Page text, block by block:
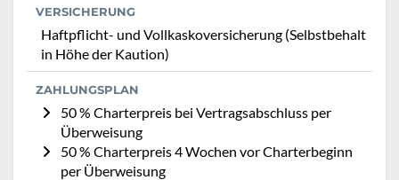
VERSICHERUNG
Haftpflicht- und Vollkaskoversicherung (Selbstbehalt
in Höhe der Kaution)
ZAHLUNGSPLAN
50 % Charterpreis bei Vertragsabschluss per
Überweisung
50 % Charterpreis 4 Wochen vor Charterbeginn
per Überweisung